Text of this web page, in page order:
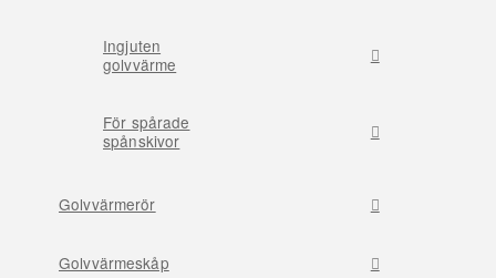
Ingjuten
golvvärme
För spårade
spånskivor
Golvvärmerör
Golvvärmeskåp